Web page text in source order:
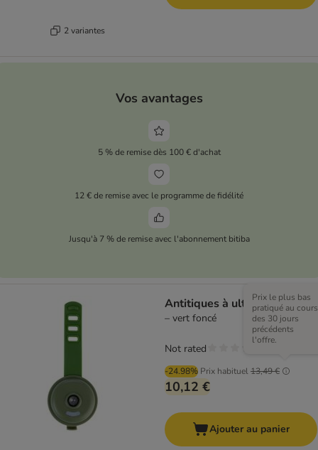
2 variantes
Vos avantages
5 % de remise dès 100 € d'achat
12 € de remise avec le programme de fidélité
Jusqu'à 7 % de remise avec l'abonnement bitiba
Antitiques à ultrasons kooa
– vert foncé
-24.98% Prix habituel13,49 €
Prix le plus bas
pratiqué au cours
des 30 jours
précédents
l'offre.
10,12 €
Not rated
Ajouter au panier